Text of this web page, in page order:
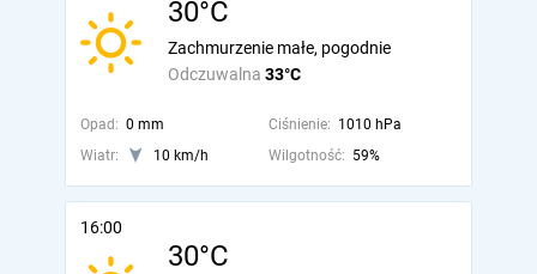
30°C
Odczuwalna 33°C
Zachmurzenie małe, pogodnie
Opad: 0 mm Ciśnienie: 1010 hPa
Wiatr:
10 km/h Wilgotność: 59%
16:00
30°C